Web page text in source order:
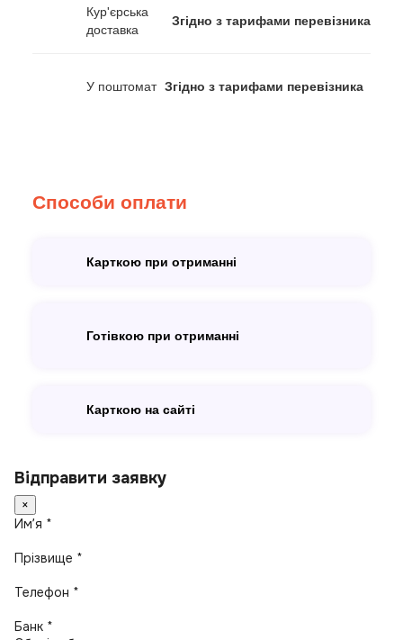
Кур'єрська
доставка
Згідно з тарифами перевізника
У поштомат Згідно з тарифами перевізника
Способи оплати
Карткою при отриманні
Готівкою при отриманні
Карткою на сайті
Відправити заявку
×
Имʼя *
Прізвище *
Телефон *
Банк *